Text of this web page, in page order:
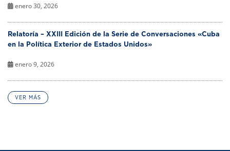
enero 30, 2026
Relatoría – XXIII Edición de la Serie de Conversaciones «Cuba
en la Política Exterior de Estados Unidos»
enero 9, 2026
VER MÁS